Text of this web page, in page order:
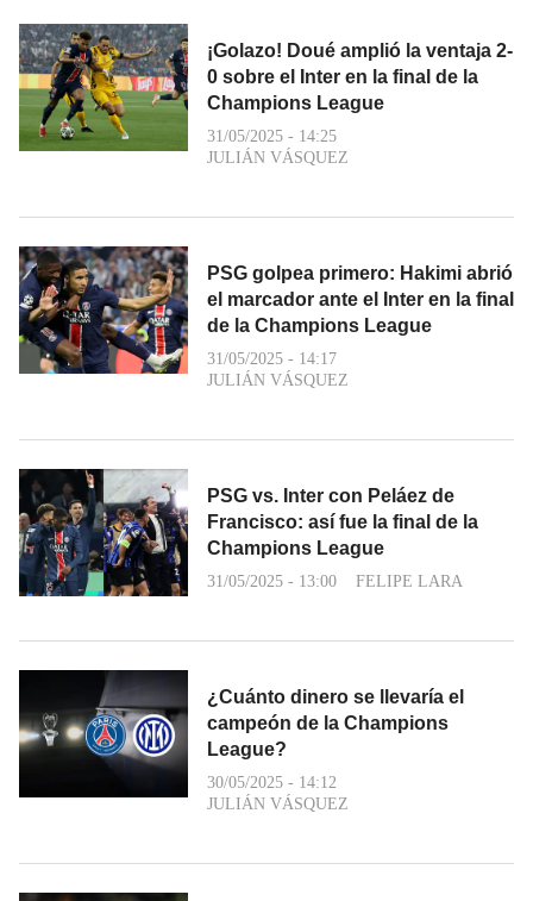
¡Golazo! Doué amplió la ventaja 2-
0 sobre el Inter en la final de la
Champions League
31/05/2025 - 14:25
JULIÁN VÁSQUEZ
PSG golpea primero: Hakimi abrió
el marcador ante el Inter en la final
de la Champions League
31/05/2025 - 14:17
JULIÁN VÁSQUEZ
PSG vs. Inter con Peláez de
Francisco: así fue la final de la
Champions League
31/05/2025 - 13:00 FELIPE LARA
¿Cuánto dinero se llevaría el
campeón de la Champions
League?
30/05/2025 - 14:12
JULIÁN VÁSQUEZ